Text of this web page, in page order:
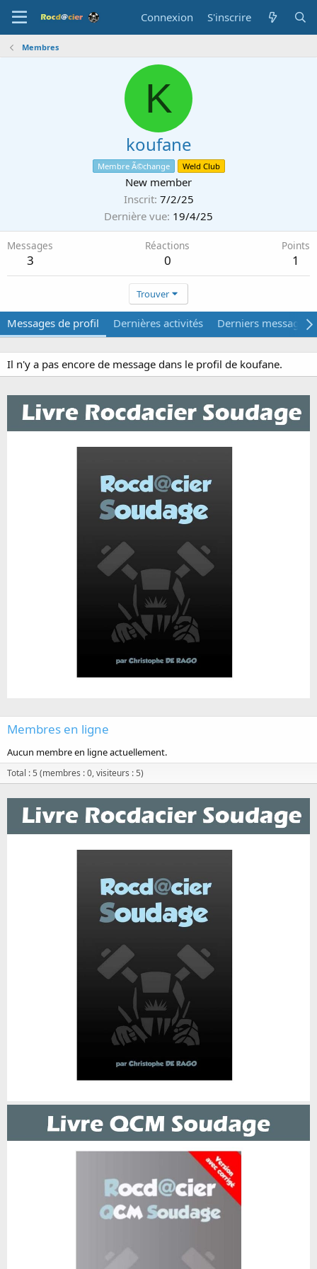
Connexion S'inscrire
Membres
K
koufane
Membre Ã©change Weld Club
New member
Inscrit 7/2/25
Dernière vue 19/4/25
Messages
3
Réactions
0
Points
1
Trouver
Messages de profil Dernières activités Derniers messages
Il n'y a pas encore de message dans le profil de koufane.
Membres en ligne
Aucun membre en ligne actuellement.
Total : 5 (membres : 0, visiteurs : 5)